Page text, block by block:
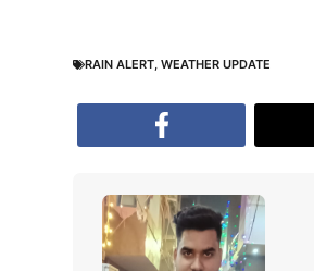
RAIN ALERT, WEATHER UPDATE